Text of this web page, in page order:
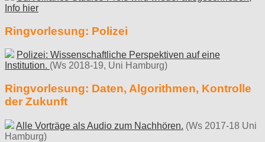
Info hier
Ringvorlesung: Polizei
Polizei: Wissenschaftliche Perspektiven auf eine
Institution. (Ws 2018-19, Uni Hamburg)
Ringvorlesung: Daten, Algorithmen, Kontrolle
der Zukunft
Alle Vorträge als Audio zum Nachhören. (Ws 2017-18 Uni
Hamburg)